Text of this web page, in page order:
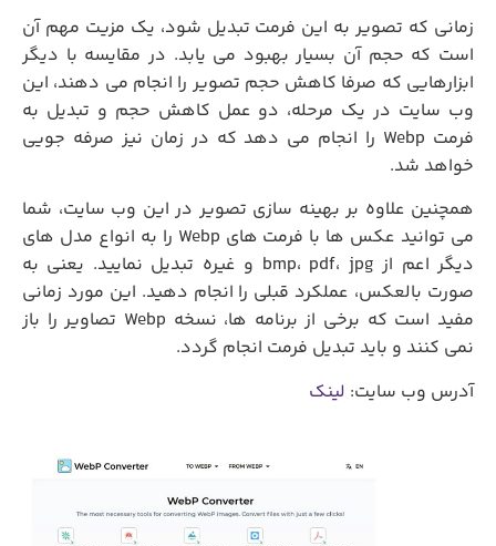
زمانی که تصویر به این فرمت تبدیل شود، یک مزیت مهم آن
است که حجم آن بسیار بهبود می یابد. در مقایسه با دیگر
ابزارهایی که صرفا کاهش حجم تصویر را انجام می دهند، این
وب سایت در یک مرحله، دو عمل کاهش حجم و تبدیل به
فرمت Webp را انجام می دهد که در زمان نیز صرفه جویی
خواهد شد.
همچنین علاوه بر بهینه سازی تصویر در این وب سایت، شما
می توانید عکس ها با فرمت های Webp را به انواع مدل های
دیگر اعم از bmp، pdf، jpg و غیره تبدیل نمایید. یعنی به
صورت بالعکس، عملکرد قبلی را انجام دهید. این مورد زمانی
مفید است که برخی از برنامه ها، نسخه Webp تصاویر را باز
نمی کنند و باید تبدیل فرمت انجام گردد.
آدرس وب سایت:لینک